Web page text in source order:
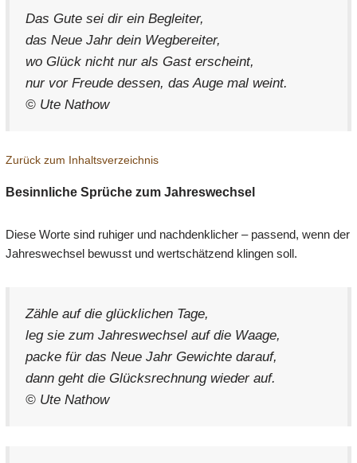
Das Gute sei dir ein Begleiter,
das Neue Jahr dein Wegbereiter,
wo Glück nicht nur als Gast erscheint,
nur vor Freude dessen, das Auge mal weint.
© Ute Nathow
Zurück zum Inhaltsverzeichnis
Besinnliche Sprüche zum Jahreswechsel
Diese Worte sind ruhiger und nachdenklicher – passend, wenn der
Jahreswechsel bewusst und wertschätzend klingen soll.
Zähle auf die glücklichen Tage,
leg sie zum Jahreswechsel auf die Waage,
packe für das Neue Jahr Gewichte darauf,
dann geht die Glücksrechnung wieder auf.
© Ute Nathow